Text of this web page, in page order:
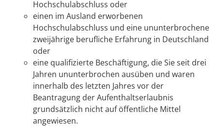
Hochschulabschluss oder
einen im Ausland erworbenen
Hochschulabschluss und eine ununterbrochene
zweijährige berufliche Erfahrung in Deutschland
oder
eine qualifizierte Beschäftigung, die Sie seit drei
Jahren ununterbrochen ausüben und waren
innerhalb des letzten Jahres vor der
Beantragung der Aufenthaltserlaubnis
grundsätzlich nicht auf öffentliche Mittel
angewiesen.